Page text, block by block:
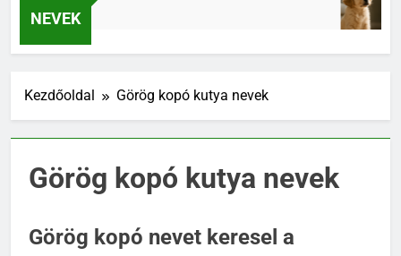
NEVEK
Kezdőoldal Görög kopó kutya nevek
Görög kopó kutya nevek
Görög kopó nevet keresel a